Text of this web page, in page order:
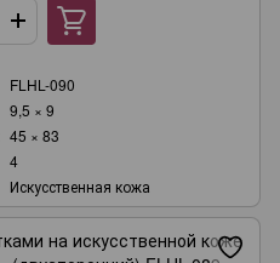
FLHL-090
9,5 × 9
45 × 83
4
Искусственная кожа